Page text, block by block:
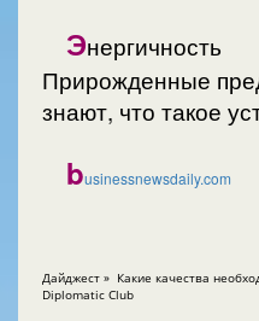
Энергичность
Прирожденные
знают, что такое
businessnewsdaily.com
Дайджест » Какие качества необходимы в
Diplomatic Club